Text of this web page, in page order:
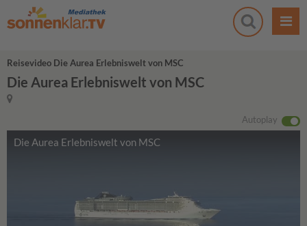
Reisevideo Die Aurea Erlebniswelt von MSC
Die Aurea Erlebniswelt von MSC
Autoplay
Die Aurea Erlebniswelt von MSC